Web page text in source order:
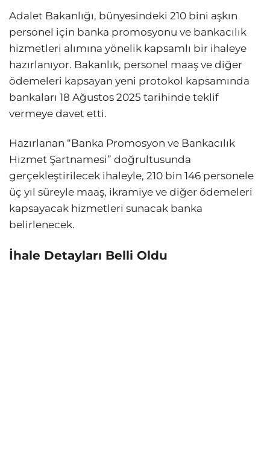
Adalet Bakanlığı, bünyesindeki 210 bini aşkın
personel için banka promosyonu ve bankacılık
hizmetleri alımına yönelik kapsamlı bir ihaleye
hazırlanıyor. Bakanlık, personel maaş ve diğer
ödemeleri kapsayan yeni protokol kapsamında
bankaları 18 Ağustos 2025 tarihinde teklif
vermeye davet etti.
Hazırlanan “Banka Promosyon ve Bankacılık
Hizmet Şartnamesi” doğrultusunda
gerçekleştirilecek ihaleyle, 210 bin 146 personele
üç yıl süreyle maaş, ikramiye ve diğer ödemeleri
kapsayacak hizmetleri sunacak banka
belirlenecek.
İhale Detayları Belli Oldu